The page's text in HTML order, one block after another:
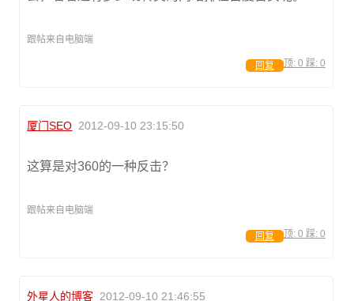
跟帖来自电脑端
顶: 0 踩: 0
回复
厦门SEO 2012-09-10 23:15:50
这算是对360的一种反击？
跟帖来自电脑端
顶: 0 踩: 0
回复
外星人的博客 2012-09-10 21:46:55